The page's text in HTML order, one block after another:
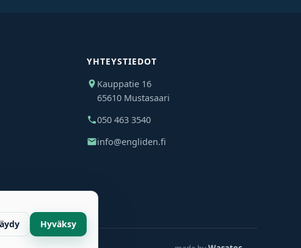
YHTEYSTIEDOT
Kauppatie 16
65610 Mustasaari
050 463 3540
info@engliden.fi
Hyväksy